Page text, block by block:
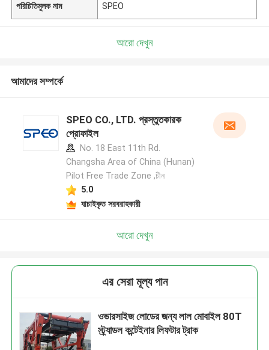
পরিচিতিমুলক নাম SPEO
আরো দেখুন
আমাদের সম্পর্কে
SPEO CO., LTD. প্রস্তুতকারক
প্রোফাইল
No. 18 East 11th Rd.
Changsha Area of China (Hunan)
Pilot Free Trade Zone ,চীন
5.0
যাচাইকৃত সরবরাহকারী
আরো দেখুন
এর সেরা মূল্য পান
ওভারসাইজ লোডের জন্য লাল মোবাইল 80T
স্ট্র্যাডল কন্টেইনার লিফটার ট্রাক